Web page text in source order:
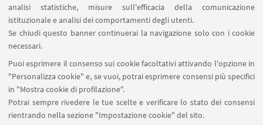
analisi statistiche, misure sull'efficacia della comunicazione
istituzionale e analisi dei comportamenti degli utenti.
Se chiudi questo banner continuerai la navigazione solo con i cookie
necessari.
Puoi esprimere il consenso sui cookie facoltativi attivando l'opzione in
"Personalizza cookie" e, se vuoi, potrai esprimere consensi più specifici
in "Mostra cookie di profilazione".
Potrai sempre rivedere le tue scelte e verificare lo stato dei consensi
rientrando nella sezione "Impostazione cookie" del sito.
SEGUI IL DIPARTIMENTO SU:
SEGUI UNIBO SU:
APP: